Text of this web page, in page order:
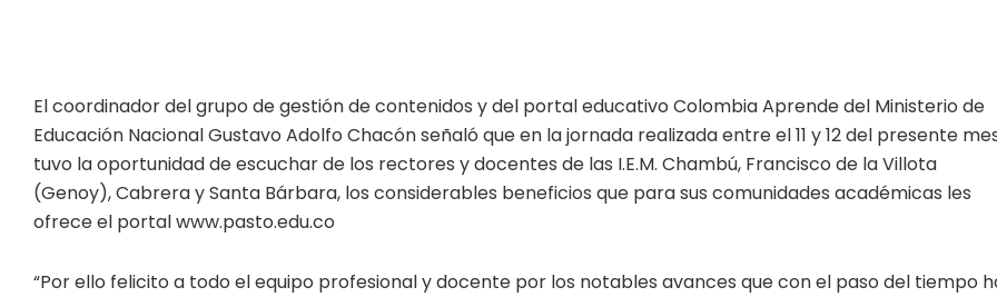
El coordinador del grupo de gestión de contenidos y del portal educativo Colombia Aprende del Ministerio de
Educación Nacional Gustavo Adolfo Chacón señaló que en la jornada realizada entre el 11 y 12 del presente
tuvo la oportunidad de escuchar de los rectores y docentes de las I.E.M. Chambú, Francisco de la Villota
(Genoy), Cabrera y Santa Bárbara, los considerables beneficios que para sus comunidades académicas les
ofrece el portal www.pasto.edu.co
“Por ello felicito a todo el equipo profesional y docente por los notables avances que con el paso del tiempo